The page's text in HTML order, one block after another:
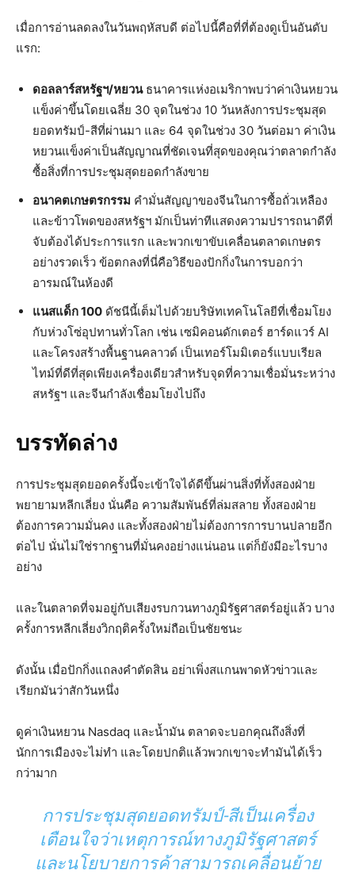
เมื่อการอ่านลดลงในวันพฤหัสบดี ต่อไปนี้คือที่ที่ต้องดูเป็นอันดับ
แรก:
ดอลลาร์สหรัฐฯ/หยวนธนาคารแห่งอเมริกาพบว่าค่าเงินหยวน
แข็งค่าขึ้นโดยเฉลี่ย 30 จุดในช่วง 10 วันหลังการประชุมสุด
ยอดทรัมป์-สีที่ผ่านมา และ 64 จุดในช่วง 30 วันต่อมา ค่าเงิน
หยวนแข็งค่าเป็นสัญญาณที่ชัดเจนที่สุดของคุณว่าตลาดกำลัง
ซื้อสิ่งที่การประชุมสุดยอดกำลังขาย
อนาคตเกษตรกรรม คำมั่นสัญญาของจีนในการซื้อถั่วเหลือง
และข้าวโพดของสหรัฐฯ มักเป็นท่าทีแสดงความปรารถนาดีที่
จับต้องได้ประการแรก และพวกเขาขับเคลื่อนตลาดเกษตร
อย่างรวดเร็ว ข้อตกลงที่นี่คือวิธีของปักกิ่งในการบอกว่า
อารมณ์ในห้องดี
แนสแด็ก 100 ดัชนีนี้เต็มไปด้วยบริษัทเทคโนโลยีที่เชื่อมโยง
กับห่วงโซ่อุปทานทั่วโลก เช่น เซมิคอนดักเตอร์ ฮาร์ดแวร์ AI
และโครงสร้างพื้นฐานคลาวด์ เป็นเทอร์โมมิเตอร์แบบเรียล
ไทม์ที่ดีที่สุดเพียงเครื่องเดียวสำหรับจุดที่ความเชื่อมั่นระหว่าง
สหรัฐฯ และจีนกำลังเชื่อมโยงไปถึง
บรรทัดล่าง
การประชุมสุดยอดครั้งนี้จะเข้าใจได้ดีขึ้นผ่านสิ่งที่ทั้งสองฝ่าย
พยายามหลีกเลี่ยง นั่นคือ ความสัมพันธ์ที่ล่มสลาย ทั้งสองฝ่าย
ต้องการความมั่นคง และทั้งสองฝ่ายไม่ต้องการการบานปลายอีก
ต่อไป นั่นไม่ใช่รากฐานที่มั่นคงอย่างแน่นอน แต่ก็ยังมีอะไรบาง
อย่าง
และในตลาดที่จมอยู่กับเสียงรบกวนทางภูมิรัฐศาสตร์อยู่แล้ว บาง
ครั้งการหลีกเลี่ยงวิกฤติครั้งใหม่ถือเป็นชัยชนะ
ดังนั้น เมื่อปักกิ่งแถลงคำตัดสิน อย่าเพิ่งสแกนพาดหัวข่าวและ
เรียกมันว่าสักวันหนึ่ง
ดูค่าเงินหยวน Nasdaq และน้ำมัน ตลาดจะบอกคุณถึงสิ่งที่
นักการเมืองจะไม่ทำ และโดยปกติแล้วพวกเขาจะทำมันได้เร็ว
กว่ามาก
การประชุมสุดยอดทรัมป์-สีเป็นเครื่อง
เตือนใจว่าเหตุการณ์ทางภูมิรัฐศาสตร์
และนโยบายการค้าสามารถเคลื่อนย้าย